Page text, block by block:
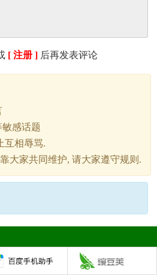
[ 注册 ] 后再发表评论
感话题
互相辱骂.
大家共同维护, 请大家遵守规则.